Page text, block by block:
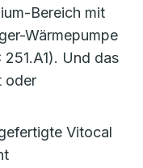
Bereich mit
Wärmepumpe
Und das
oder
Vitocal